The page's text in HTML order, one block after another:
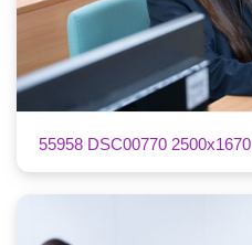
55958 DSC00770 2500x1670